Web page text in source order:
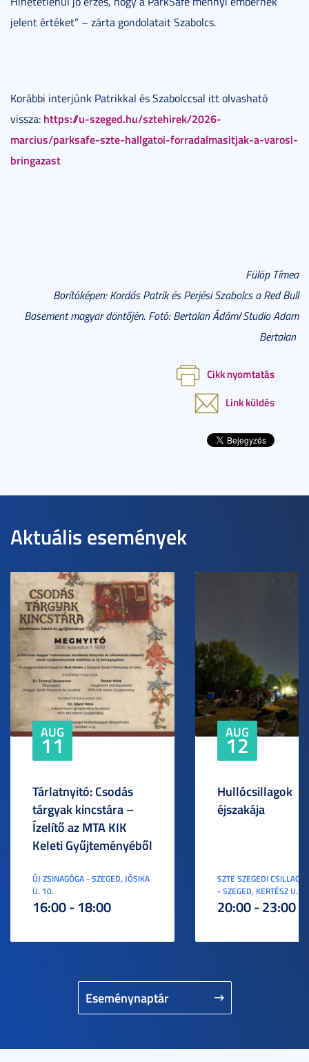
jelent értéket” – zárta gondolatait Szabolcs.
Korábbi interjúnk Patrikkal és Szabolccsal itt olvasható
vissza: https://u-szeged.hu/sztehirek/2026-
marcius/parksafe-szte-hallgatoi-forradalmasitjak-a-varosi-
bringazast
Fülöp Tímea
Borítóképen: Kordás Patrik és Perjési Szabolcs a Red Bull
Basement magyar döntőjén. Fotó: Bertalan Ádám/Studio Adam
Bertalan
Cikk nyomtatás
Link küldés
Aktuális események
Eseménynaptár
AUG
11
Tárlatnyitó: Csodás
tárgyak kincstára –
Ízelítő az MTA KIK
Keleti Gyűjteményéből
ÚJ ZSINAGÓGA - SZEGED, JÓSIKA
U. 10.
16:00 - 18:00
AUG
12
Hullócsillagok
éjszakája
SZTE SZEGEDI
- SZEGED, KERTÉSZ U. 3.
20:00 - 23:00